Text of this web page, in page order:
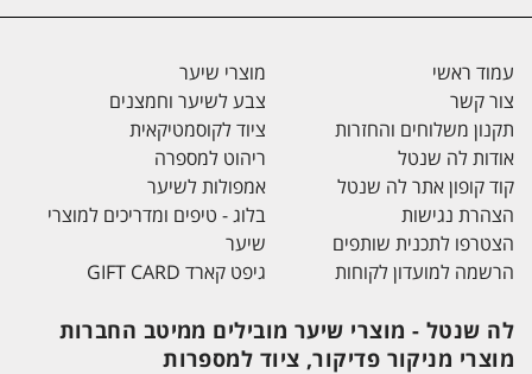
עמוד ראשי
צור קשר
תקנון משלוחים והחזרות
אודות לה שנטל
קוד קופון אתר לה שנטל
הצהרת נגישות
הצטרפו לתכנית שותפים
הרשמה למועדון לקוחות
מוצרי שיער
צבע לשיער וחמצנים
ציוד לקוסמטיקאית
ריהוט למספרה
אמפולות לשיער
בלוג - טיפים ומדריכים למוצרי
שיער
גיפט קארד GIFT CARD
לה שנטל - מוצרי שיער מובילים ממיטב החברות
מוצרי מניקור פדיקור, ציוד למספרות